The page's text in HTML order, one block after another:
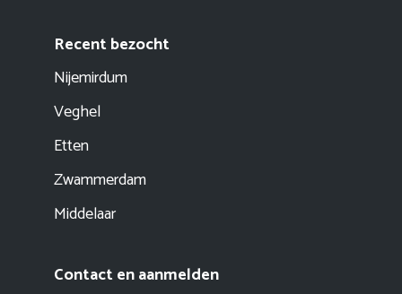
Recent bezocht
Nijemirdum
Veghel
Etten
Zwammerdam
Middelaar
Contact en aanmelden